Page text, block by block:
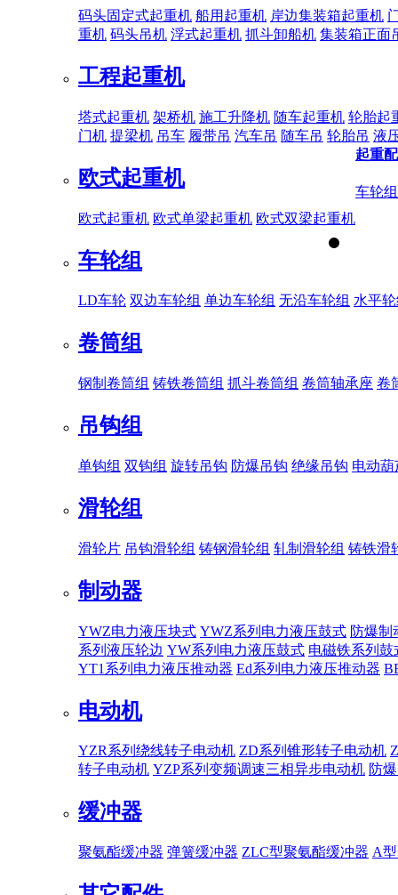
码头固定式起重机 船用起重机 岸边集装箱起重机
重机 码头吊机 浮式起重机 抓斗卸船机 集装箱正面
工程起重机
塔式起重机 架桥机 施工升降机 随车起重机 轮胎起
门机 提梁机 吊车 履带吊 汽车吊 随车吊 轮胎吊 液
欧式起重机
欧式起重机 欧式单梁起重机 欧式双梁起重机
起重
车轮组
车轮组
LD车轮 双边车轮组 单边车轮组 无沿车轮组 水平
卷筒组
钢制卷筒组 铸铁卷筒组 抓斗卷筒组 卷筒轴承座 卷
吊钩组
单钩组 双钩组 旋转吊钩 防爆吊钩 绝缘吊钩 电动
滑轮组
滑轮片 吊钩滑轮组 铸钢滑轮组 轧制滑轮组 铸铁滑
制动器
YWZ电力液压块式 YWZ系列电力液压鼓式 防爆制
系列液压轮边 YW系列电力液压鼓式 电磁铁系列鼓
YT1系列电力液压推动器 Ed系列电力液压推动器
电动机
YZR系列绕线转子电动机 ZD系列锥形转子电动机
转子电动机 YZP系列变频调速三相异步电动机 防
缓冲器
聚氨酯缓冲器 弹簧缓冲器 ZLC型聚氨酯缓冲器 A